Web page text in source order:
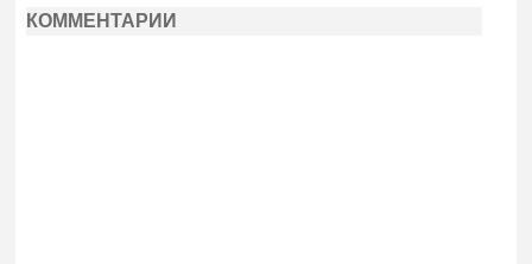
КОММЕНТАРИИ